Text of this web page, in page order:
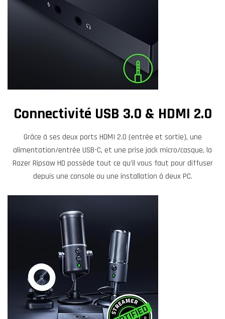
Connectivité USB 3.0 & HDMI 2.0
Grâce à ses deux ports HDMI 2.0 (entrée et sortie), une
alimentation/entrée USB-C, et une prise jack micro/casque, la
Razer Ripsaw HD possède tout ce qu’il vous faut pour diffuser
depuis une console ou une installation à deux PC.